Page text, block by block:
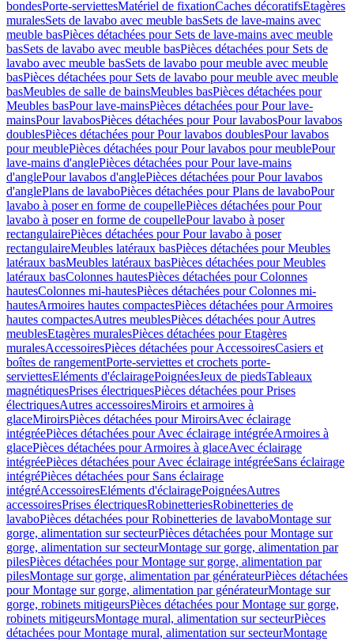
bondesPorte-serviettesMatériel de fixationCaches décoratifsEtagères
muralesSets de lavabo avec meuble basSets de lave-mains avec
meuble basPièces détachées pour Sets de lave-mains avec meuble
basSets de lavabo avec meuble basPièces détachées pour Sets de
lavabo avec meuble basSets de lavabo pour meuble avec meuble
basPièces détachées pour Sets de lavabo pour meuble avec meuble
basMeubles de salle de bainsMeubles basPièces détachées pour
Meubles basPour lave-mainsPièces détachées pour Pour lave-
mainsPour lavabosPièces détachées pour Pour lavabosPour lavabos
doublesPièces détachées pour Pour lavabos doublesPour lavabos
pour meublePièces détachées pour Pour lavabos pour meublePour
lave-mains d'anglePièces détachées pour Pour lave-mains
d'anglePour lavabos d'anglePièces détachées pour Pour lavabos
d'anglePlans de lavaboPièces détachées pour Plans de lavaboPour
lavabo à poser en forme de coupellePièces détachées pour Pour
lavabo à poser en forme de coupellePour lavabo à poser
rectangulairePièces détachées pour Pour lavabo à poser
rectangulaireMeubles latéraux basPièces détachées pour Meubles
latéraux basMeubles latéraux basPièces détachées pour Meubles
latéraux basColonnes hautesPièces détachées pour Colonnes
hautesColonnes mi-hautesPièces détachées pour Colonnes mi-
hautesArmoires hautes compactesPièces détachées pour Armoires
hautes compactesAutres meublesPièces détachées pour Autres
meublesEtagères muralesPièces détachées pour Etagères
muralesAccessoiresPièces détachées pour AccessoiresCasiers et
boîtes de rangementPorte-serviettes et crochets porte-
serviettesEléments d'éclairagePoignéesJeux de piedsTableaux
magnétiquesPrises électriquesPièces détachées pour Prises
électriquesAutres accessoiresMiroirs et armoires à
glaceMiroirsPièces détachées pour MiroirsAvec éclairage
intégréePièces détachées pour Avec éclairage intégréeArmoires à
glacePièces détachées pour Armoires à glaceAvec éclairage
intégréePièces détachées pour Avec éclairage intégréeSans éclairage
intégréPièces détachées pour Sans éclairage
intégréAccessoiresEléments d'éclairagePoignéesAutres
accessoiresPrises électriquesRobinetteriesRobinetteries de
lavaboPièces détachées pour Robinetteries de lavaboMontage sur
gorge, alimentation sur secteurPièces détachées pour Montage sur
gorge, alimentation sur secteurMontage sur gorge, alimentation par
pilesPièces détachées pour Montage sur gorge, alimentation par
pilesMontage sur gorge, alimentation par générateurPièces détachées
pour Montage sur gorge, alimentation par générateurMontage sur
gorge, robinets mitigeursPièces détachées pour Montage sur gorge,
robinets mitigeursMontage mural, alimentation sur secteurPièces
détachées pour Montage mural, alimentation sur secteurMontage